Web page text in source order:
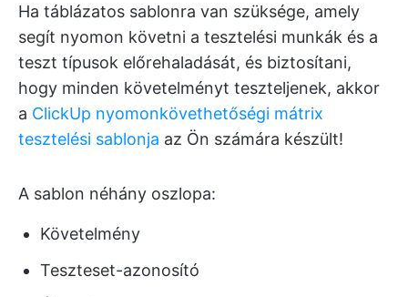
Ha táblázatos sablonra van szüksége, amely
segít nyomon követni a tesztelési munkák és a
teszt típusok előrehaladását, és biztosítani,
hogy minden követelményt teszteljenek, akkor
a ClickUp nyomonkövethetőségi mátrix
tesztelési sablonja az Ön számára készült!
A sablon néhány oszlopa:
Követelmény
Teszteset-azonosító